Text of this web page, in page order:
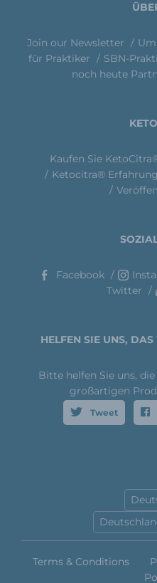
Join our Newsletter Um
für Praktiker
SBN-
noch heute
Kaufen Sie
Ketocitra®
Facebook
Twitter
HELFEN SIE UNS,
Bitte helfen Sie uns,
großartigen
Tweet
Land
Terms & Conditions